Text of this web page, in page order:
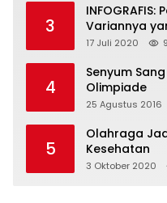
3
Variannya
17 Juli 2020
4
Senyum
Olimpiade
25 Agustus 2016
5
Olahraga
Kesehatan
3 Oktober 2020